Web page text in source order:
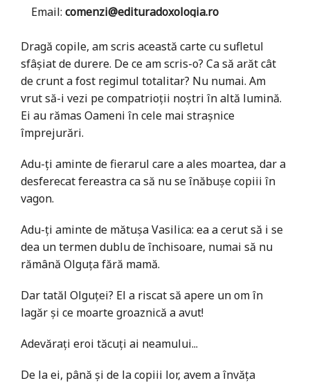
Email: comenzi@edituradoxologia.ro
Dragă copile, am scris această carte cu sufletul
sfâşiat de durere. De ce am scris-o? Ca să arăt cât
de crunt a fost regimul totalitar? Nu numai. Am
vrut să-i vezi pe compatrioţii noştri în altă lumină.
Ei au rămas Oameni în cele mai straşnice
împrejurări.
Adu-ţi aminte de fierarul care a ales moartea, dar a
desferecat fereastra ca să nu se înăbuşe copiii în
vagon.
Adu-ţi aminte de mătuşa Vasilica: ea a cerut să i se
dea un termen dublu de închisoare, numai să nu
rămână Olguţa fără mamă.
Dar tatăl Olguţei? El a riscat să apere un om în
lagăr şi ce moarte groaznică a avut!
Adevăraţi eroi tăcuţi ai neamului...
De la ei, până şi de la copiii lor, avem a învăţa